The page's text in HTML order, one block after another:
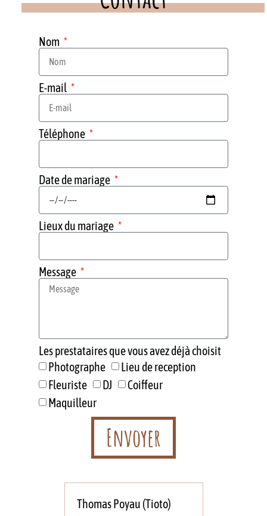
Nom
E-mail
Téléphone
Date de mariage
Lieux du mariage
Message
Les prestataires que vous avez déjà choisit
Photographe
Lieu de reception
Fleuriste
DJ
Coiffeur
Maquilleur
Envoyer
Thomas Poyau (Tioto)